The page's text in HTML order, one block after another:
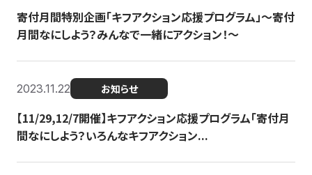
寄付月間特別企画「キフアクション応援プログラム」〜寄付
月間なにしよう？みんなで一緒にアクション！〜
2023.11.22 お知らせ
【11/29,12/7開催】キフアクション応援プログラム「寄付月
間なにしよう？いろんなキフアクション...